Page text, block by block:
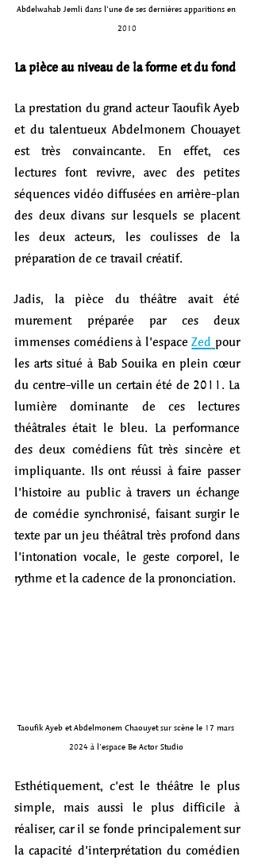
Abdelwahab Jemli dans l'une de ses dernières apparitions en
2010
La pièce au niveau de la forme et du fond
La prestation du grand acteur Taoufik Ayeb
et du talentueux Abdelmonem Chouayet
est très convaincante. En effet, ces
lectures font revivre, avec des petites
séquences vidéo diffusées en arrière-plan
des deux divans sur lesquels se placent
les deux acteurs, les coulisses de la
préparation de ce travail créatif.
Jadis, la pièce du théâtre avait été
murement préparée par ces deux
immenses comédiens à l’espace Zed pour
les arts situé à Bab Souika en plein cœur
du centre-ville un certain été de 2011. La
lumière dominante de ces lectures
théâtrales était le bleu. La performance
des deux comédiens fût très sincère et
impliquante. Ils ont réussi à faire passer
l’histoire au public à travers un échange
de comédie synchronisé, faisant surgir le
texte par un jeu théâtral très profond dans
l’intonation vocale, le geste corporel, le
rythme et la cadence de la prononciation.
Taoufik Ayeb et Abdelmonem Chaouyet sur scène le 17 mars
2024 à l'espace Be Actor Studio
Esthétiquement, c’est le théâtre le plus
simple, mais aussi le plus difficile à
réaliser, car il se fonde principalement sur
la capacité d’interprétation du comédien